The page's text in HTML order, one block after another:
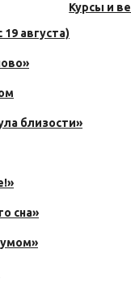
Курсы и
августа)
близости»
сна»
умом»